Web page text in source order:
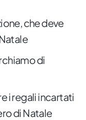
che deve
di
i regali incartati
di Natale